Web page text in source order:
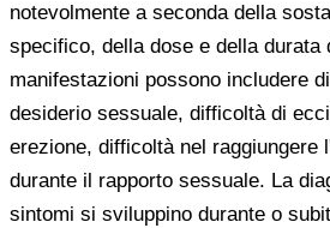
notevolmente a seconda della
specifico, della dose e della durata
manifestazioni possono includere
desiderio sessuale, difficoltà di
erezione, difficoltà nel raggiungere
durante il rapporto sessuale. La
sintomi si sviluppino durante o